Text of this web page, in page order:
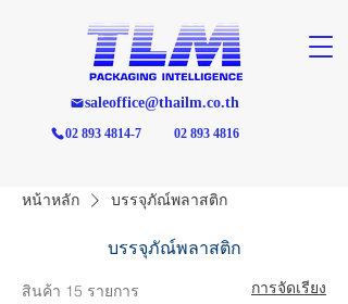
02 893 4814-7 02 893 4816
saleoffice@thailm.co.th
หน้าหลัก บรรจุภัณ์พลาสติก
บรรจุภัณ์พลาสติก
สินค้า 15 รายการ การจัดเรียง